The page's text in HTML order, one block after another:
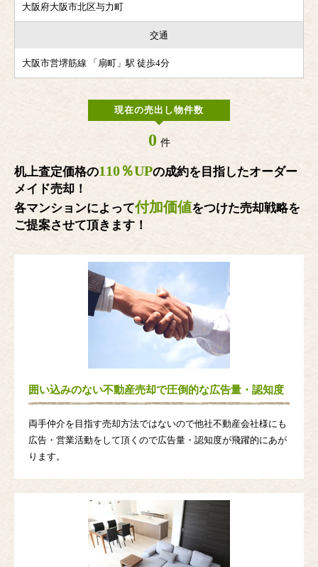
大阪府大阪市北区与力町
交通
大阪市営堺筋線 「扇町」駅 徒歩4分
現在の売出し物件数
0 件
机上査定価格の110％UPの成約を目指したオーダー
メイド売却！
各マンションによって付加価値をつけた売却戦略を
ご提案させて頂きます！
囲い込みのない不動産売却で圧倒的な広告量・認知度
両手仲介を目指す売却方法ではないので他社不動産会社様にも
広告・営業活動をして頂くので広告量・認知度が飛躍的にあが
ります。